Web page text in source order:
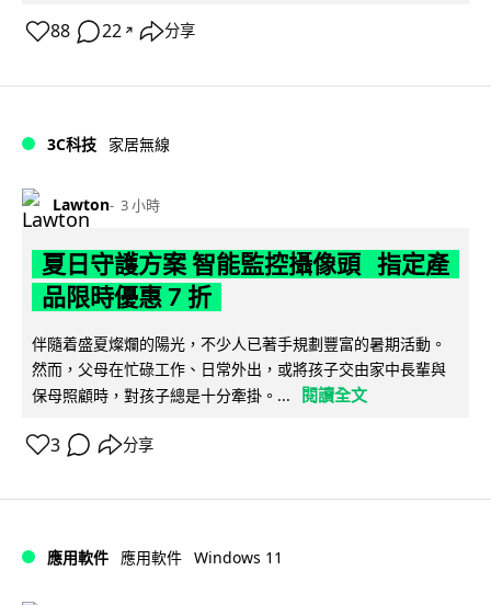
88 22 ↗ 分享
3C科技 家居無線
Lawton 3 小時
夏日守護方案 智能監控攝像頭 指定產
品限時優惠 7 折
伴隨着盛夏燦爛的陽光，不少人已著手規劃豐富的暑期活動。
然而，父母在忙碌工作、日常外出，或將孩子交由家中長輩與
保母照顧時，對孩子總是十分牽掛。...
閱讀全文
3 分享
應用軟件 應用軟件 Windows 11